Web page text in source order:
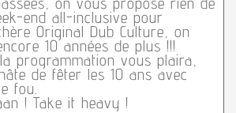
end all-inclusive pour
Original Dub Culture, on
10 années de plus !!!
programmation vous plaira,
de fêter les 10 ans avec
fou.
! Take it heavy !